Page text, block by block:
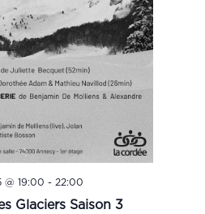
@ 19:00 -22:00
Glaciers Saison 3